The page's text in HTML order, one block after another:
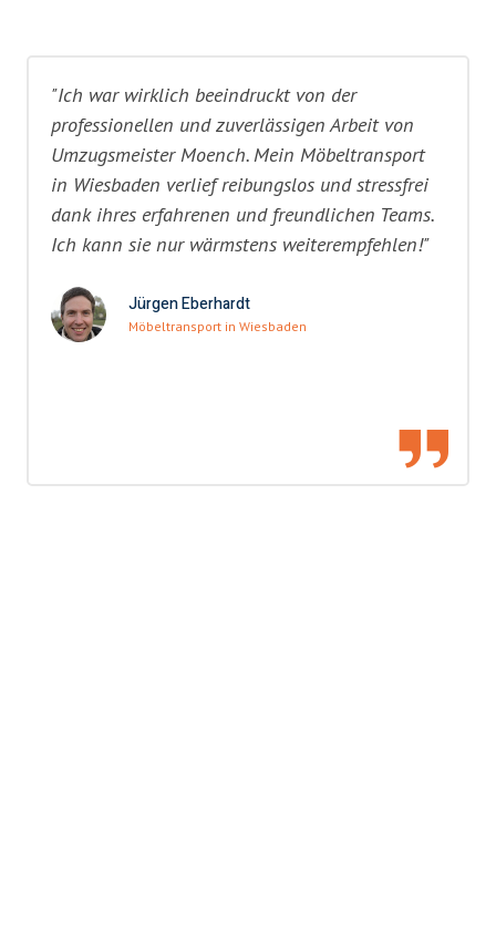
"Ich war wirklich beeindruckt von der
professionellen und zuverlässigen Arbeit von
Umzugsmeister Moench. Mein Möbeltransport
in Wiesbaden verlief reibungslos und stressfrei
dank ihres erfahrenen und freundlichen Teams.
Ich kann sie nur wärmstens weiterempfehlen!"
Jürgen Eberhardt
Möbeltransport in Wiesbaden